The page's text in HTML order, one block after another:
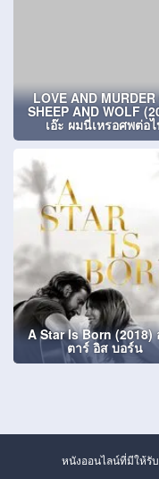
LOVE AND MURDER
SHEEP AND WOLF
เอ๊ะ ผมนี่เหรอศพต่อ
A Star Is Born (2018)
ตาร์ อิส บอร์น
หนังออนไลน์ที่มีให้รั